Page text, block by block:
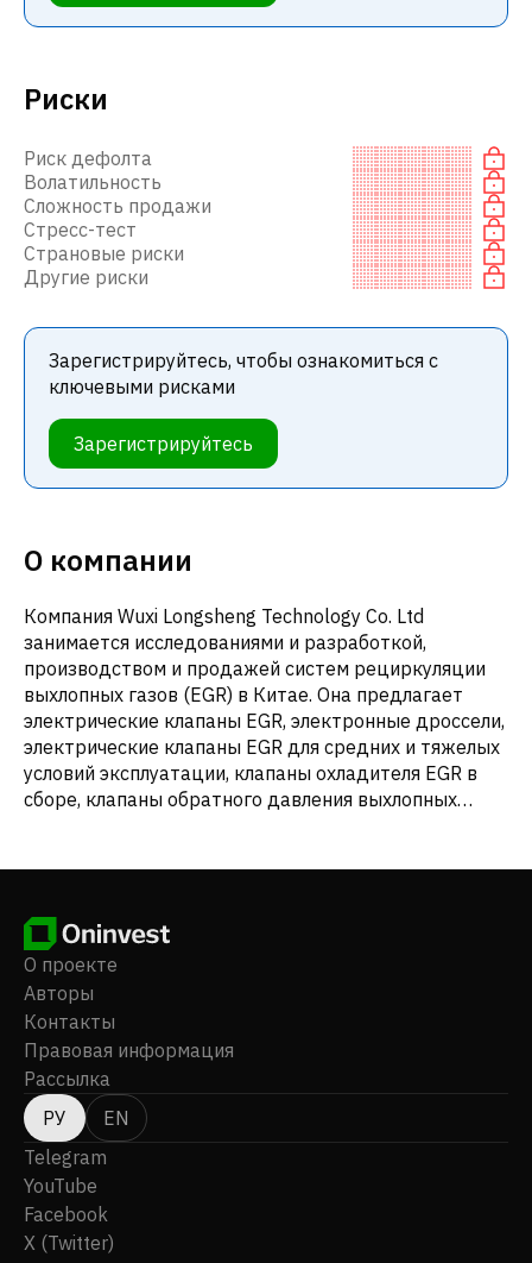
Риски
Риск дефолта
Волатильность
Сложность продажи
Стресс-тест
Страновые риски
Другие риски
Зарегистрируйтесь, чтобы ознакомиться с
ключевыми рисками
Зарегистрируйтесь
О компании
Компания Wuxi Longsheng Technology Co. Ltd
занимается исследованиями и разработкой,
производством и продажей систем рециркуляции
выхлопных газов (EGR) в Китае. Она предлагает
электрические клапаны EGR, электронные дроссели,
электрические клапаны EGR для средних и тяжелых
условий эксплуатации, клапаны охладителя EGR в
сборе, клапаны обратного давления выхлопных
управления клапанами EGR для природного газа, а
Technology Co.,Ltd была основана в 2004 году и
базируется в городе Уси, Китай.
О проекте
Авторы
Контакты
Правовая информация
Рассылка
РУ
EN
Telegram
YouTube
Facebook
X (Twitter)